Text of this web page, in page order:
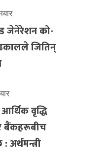
जेनेरेशन को-
जितिन्
आर्थिक वृद्धि
बैंकहरूबीच
अर्थमन्त्री